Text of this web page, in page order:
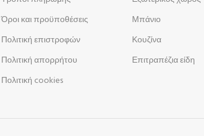
Όροι και προϋποθέσεις
Πολιτική επιστροφών
Πολιτική απορρήτου
Πολιτική cookies
Μπάνιο
Κουζίνα
Επιτραπέζια είδη